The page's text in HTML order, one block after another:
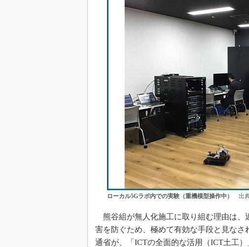
ローカル5Gラボ内での実験（重機模型操作中） 出
熊谷組が無人化施工に取り組む理由は、
害を防ぐため、極めて有効な手段と見な
通省が、「ICTの全面的な活用（ICT土工